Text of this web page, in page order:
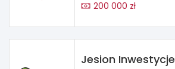
200 000 zł
Jesion Inwestycje